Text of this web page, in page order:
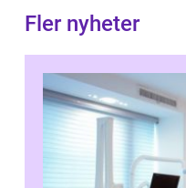
Fler nyheter